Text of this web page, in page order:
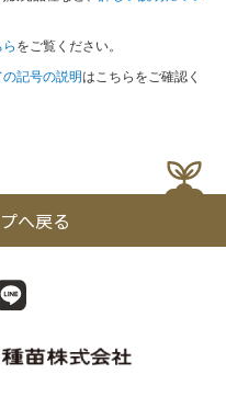
をご覧ください。
記号の説明はこちらをご確認く
へ戻る